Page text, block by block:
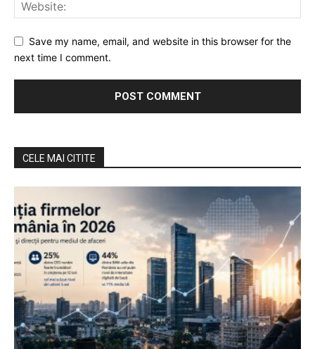
Save my name, email, and website in this browser for the
next time I comment.
CELE MAI CITITE